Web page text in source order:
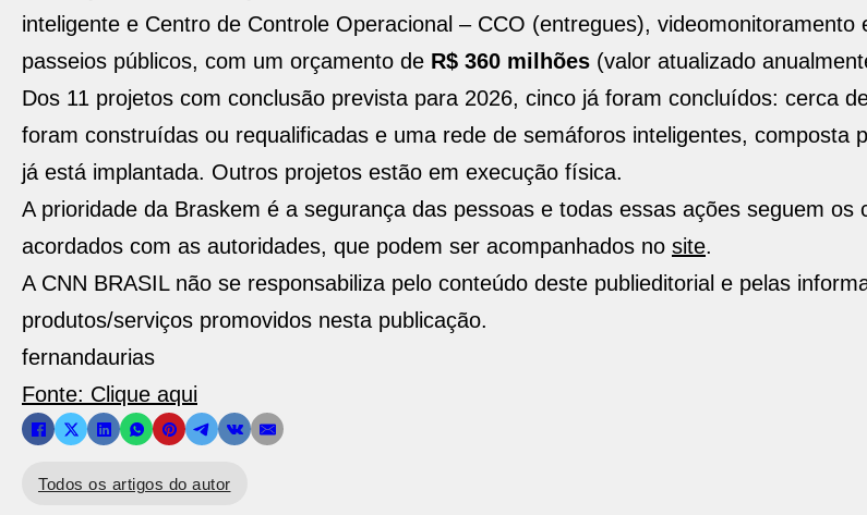
inteligente e Centro de Controle Operacional – CCO (entregues), videomonitoramento
passeios públicos, com um orçamento de R$ 360 milhões (valor atualizado
Dos 11 projetos com conclusão prevista para 2026, cinco já foram concluídos: cerca
foram construídas ou requalificadas e uma rede de semáforos inteligentes, composta
já está implantada. Outros projetos estão em execução física.
A prioridade da Braskem é a segurança das pessoas e todas essas ações seguem os
acordados com as autoridades, que podem ser acompanhados no site.
A CNN BRASIL não se responsabiliza pelo conteúdo deste publieditorial e pelas
produtos/serviços promovidos nesta publicação.
fernandaurias
Fonte: Clique aqui
Todos os artigos do autor